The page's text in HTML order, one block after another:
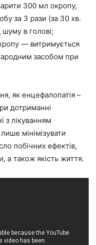
300 мл окропу,
за 3 рази (за 30 хв.
шуму в голові;
— витримується
засобом при
як енцефалопатія –
дотриманні
з лікуванням
мінімізувати
побічних ефектів,
а також якість життя.